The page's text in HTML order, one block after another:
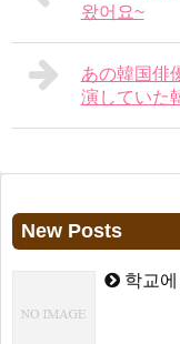
왔어요~
あの韓国俳
演していた
New Posts
학교